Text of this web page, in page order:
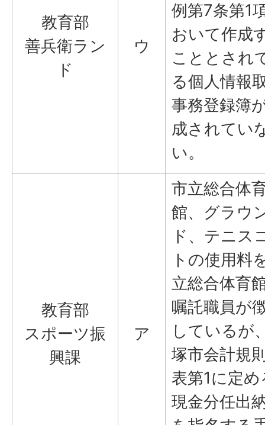
教育部
善兵衛ラン
ド
ウ
例第7条第1
おいて作成
こととされ
る個人情報
事務登録簿
成されてい
い。
教育部
スポーツ振
興課
ア
市立総合体
館、グラウ
ド、テニス
トの使用料
立総合体育
嘱託職員が
しているが
塚市会計規
表第1に定め
現金分任出